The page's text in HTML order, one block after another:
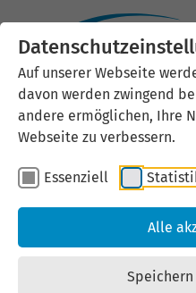
Auf unserer Webseite
davon werden zwingend
andere ermöglichen, Ihre
Webseite zu verbessern.
Essenziell
Alle
Externen
Wir
Website externe
zusätzliche
anzubieten.
(z.B. Google
können
Mit der